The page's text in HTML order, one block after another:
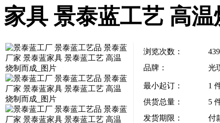
家具 景泰蓝工艺 高
浏览次数：
439
品牌：
光
最小起订：
1
供货总量：
5
发货期限：
付